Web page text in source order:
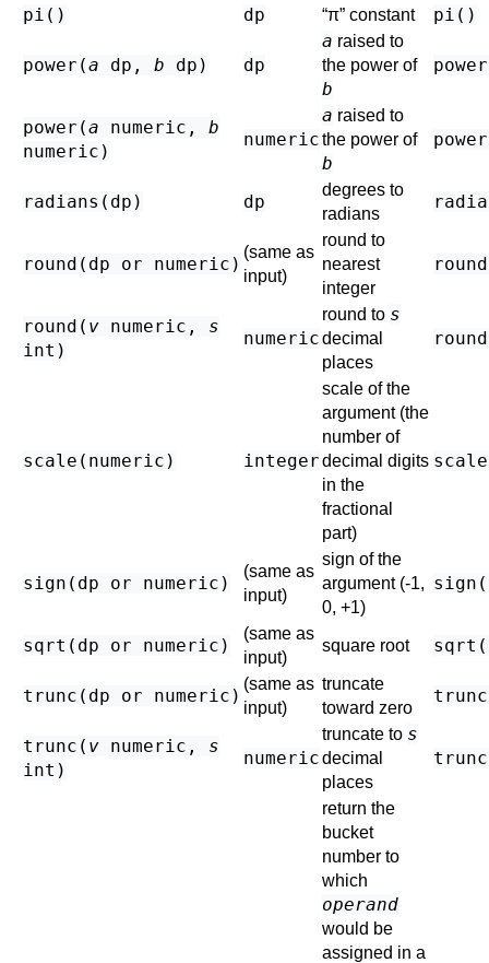
pi() dp “π” constant pi()
power(a dp , b dp ) dp
a raised to
the power of
b
power(a numeric , b
numeric )
numeric
a raised to
the power of
b
radians( dp ) dp
degrees to
radians
round( dp or numeric )
(same as
input)
round to
nearest
integer
round( v numeric , s
int )
numeric
round to s
decimal
places
scale( numeric ) integer
scale of the
argument (the
number of
decimal digits
in the
fractional
part)
sign( dp or numeric )
(same as
input)
sign of the
argument (-1,
0, +1)
sqrt( dp or numeric )
(same as
input)
square root
trunc( dp or numeric )
(same as
input)
truncate
toward zero
trunc( v numeric , s
int )
numeric
truncate to s
decimal
places
return the
bucket
number to
which
operand
would be
assigned in a